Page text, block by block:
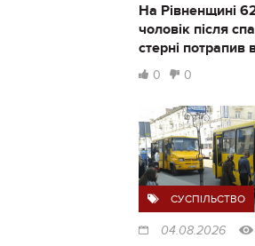
На Рівненщині
чоловік після
стерні потрапив
0 0
СУСПІЛЬСТВО
04.08.2026